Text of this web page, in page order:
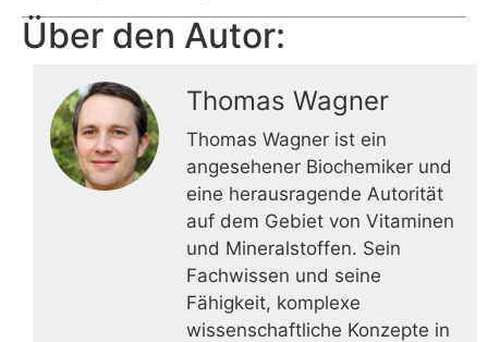
Über den Autor:
Thomas Wagner
Thomas Wagner ist ein
angesehener Biochemiker und
eine herausragende Autorität
auf dem Gebiet von Vitaminen
und Mineralstoffen. Sein
Fachwissen und seine
Fähigkeit, komplexe
wissenschaftliche Konzepte in